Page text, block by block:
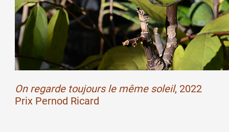
Visites d'ateliers
Production vidéo
Formation
On regarde toujours le même soleil, 2022
Prix Pernod Ricard